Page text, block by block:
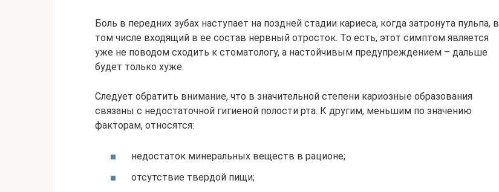
Боль в передних зубах наступает на поздней стадии кариеса, когда затронута пульпа, в
том числе входящий в ее состав нервный отросток. То есть, этот симптом является
уже не поводом сходить к стоматологу, а настойчивым предупреждением – дальше
будет только хуже.
Следует обратить внимание, что в значительной степени кариозные образования
связаны с недостаточной гигиеной полости рта. К другим, меньшим по значению
факторам, относятся:
недостаток минеральных веществ в рационе;
отсутствие твердой пищи;